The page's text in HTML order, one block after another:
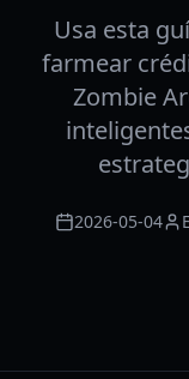
Usa esta
farmear
Zombie
2026-05-04